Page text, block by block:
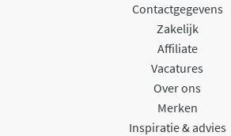
Contactgegevens
Zakelijk
Affiliate
Vacatures
Over ons
Merken
Inspiratie & advies